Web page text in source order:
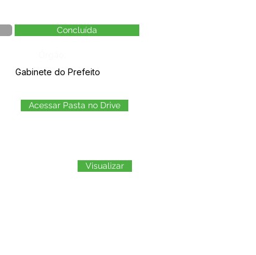
Concluída
Gabinete do Prefeito
Acessar Pasta no Drive
Visualizar